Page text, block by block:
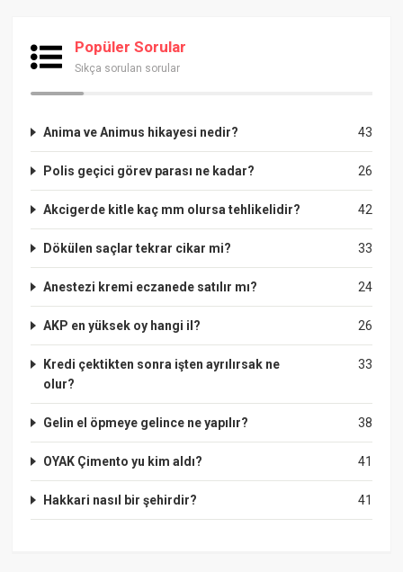
Popüler Sorular
Sıkça sorulan sorular
43
Anima ve Animus hikayesi nedir?
26
Polis geçici görev parası ne kadar?
42
Akcigerde kitle kaç mm olursa tehlikelidir?
33
Dökülen saçlar tekrar cikar mi?
24
Anestezi kremi eczanede satılır mı?
26
AKP en yüksek oy hangi il?
33
Kredi çektikten sonra işten ayrılırsak ne
olur?
38
Gelin el öpmeye gelince ne yapılır?
41
OYAK Çimento yu kim aldı?
41
Hakkari nasıl bir şehirdir?